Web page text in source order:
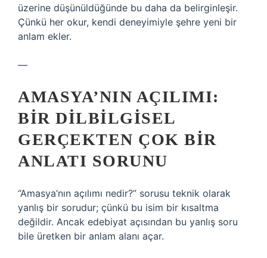
üzerine düşünüldüğünde bu daha da belirginleşir.
Çünkü her okur, kendi deneyimiyle şehre yeni bir
anlam ekler.
—
AMASYA’NIN AÇILIMI:
BIR DILBILGISEL
GERÇEKTEN ÇOK BIR
ANLATI SORUNU
“Amasya’nın açılımı nedir?” sorusu teknik olarak
yanlış bir sorudur; çünkü bu isim bir kısaltma
değildir. Ancak edebiyat açısından bu yanlış soru
bile üretken bir anlam alanı açar.